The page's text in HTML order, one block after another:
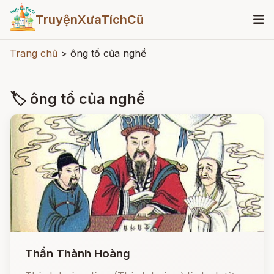
TruyệnXưaTíchCũ
Trang chủ > ông tổ của nghề
🏷 ông tổ của nghề
Thần Thành Hoàng